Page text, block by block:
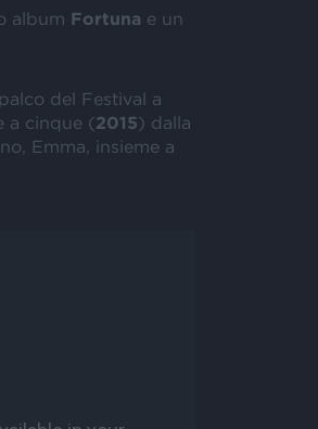
album Fortuna e un
del Festival a
a cinque (2015) dalla
Emma, insieme a